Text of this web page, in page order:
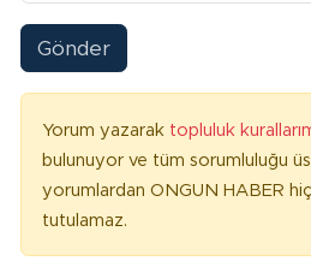
Gönder
Yorum yazarak topluluk
bulunuyor ve tüm sorumluluğu
yorumlardan ONGUN HABER
tutulamaz.